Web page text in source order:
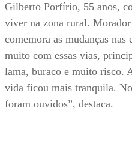
Gilberto Porfírio, 55 anos,
viver na zona rural.
comemora as mudanças nas
muito com essas vias,
lama, buraco e muito risco.
vida ficou mais tranquila.
foram ouvidos”, destaca.